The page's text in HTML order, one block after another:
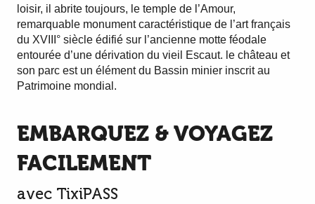
loisir, il abrite toujours, le temple de l’Amour,
remarquable monument caractéristique de l’art français
du XVIII° siècle édifié sur l’ancienne motte féodale
entourée d’une dérivation du vieil Escaut. le château et
son parc est un élément du Bassin minier inscrit au
Patrimoine mondial.
EMBARQUEZ & VOYAGEZ
FACILEMENT
avec TixiPASS